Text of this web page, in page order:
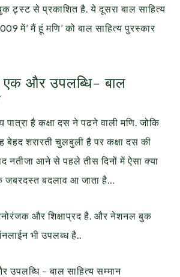
ट्र्स्ट से प्रकाशित है. ये दूसरा बाल साहित्य
में’ मैं हूं मणि’ को बाल साहित्य पुरस्कार
एक और उपलब्धि- बाल
पात्रा है कक्षा दस ने पढने वाली मणि. जोकि
बेहद शरारती चुलबुली है पर कक्षा दस की
नतीजा आने से पहले तीस दिनों में ऐसा क्या
जबरदस्त बदलाव आ जाता है…
और शिक्षाप्रद है. और नेशनल बुक
भी उपलब्ध है..
उपलब्धि – बाल साहित्य सम्मान